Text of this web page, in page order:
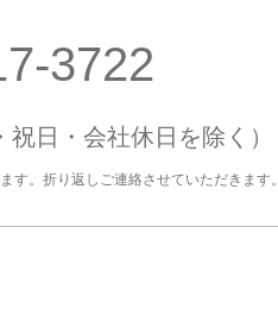
3722
祝日・会社休日を除く）
。折り返しご連絡させていただきます。